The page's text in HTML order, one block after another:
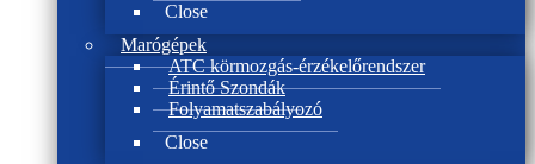
Close
Marógépek
ATC körmozgás-érzékelőrendszer
Érintő Szondák
Folyamatszabályozó
Close